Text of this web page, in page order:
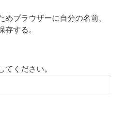
ブラウザーに自分の名前、
存する。
てください。